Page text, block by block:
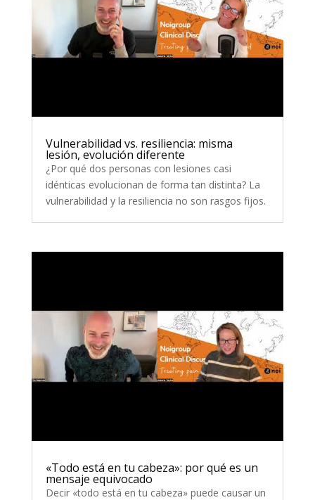
Vulnerabilidad vs. resiliencia: misma
lesión, evolución diferente
¿Por qué dos personas con lesiones casi
idénticas evolucionan de forma tan distinta? La
vulnerabilidad y la resiliencia no son rasgos fijos.
«Todo está en tu cabeza»: por qué es un
mensaje equivocado
Decir «todo está en tu cabeza» puede causar un